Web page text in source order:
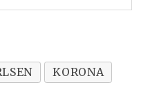
KORONA